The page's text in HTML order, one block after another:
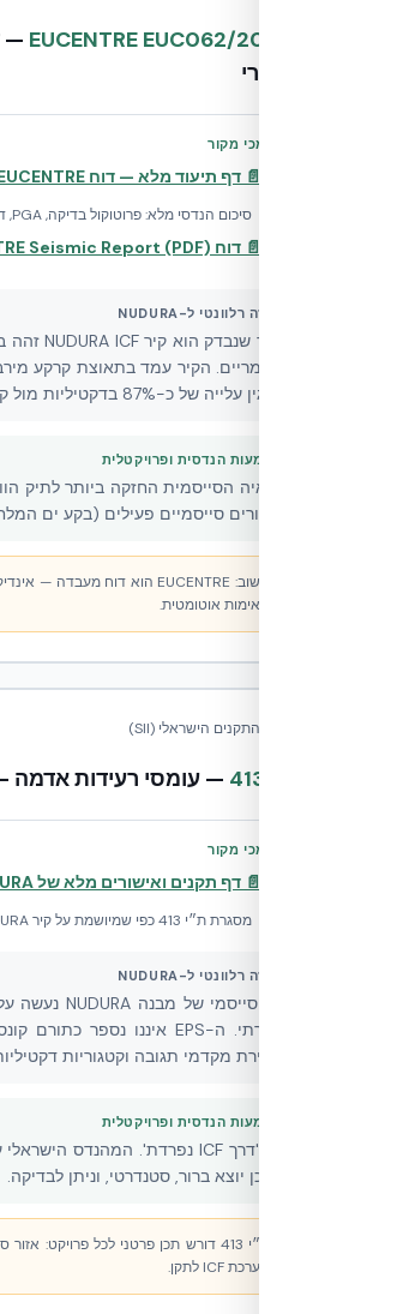
EUCENTRE EUC062/2024E
—
מחזורי
📄 מסמכי מקור
📄 דף תיעוד מלא — דוח EUCENTRE (פרוטוקול EUC062/2024E)
סיכום הנדסי מלא: פרוטוקול בדיקה, PGA, דקטיליות, התנהגות מחזורית, פרטי חתך וזיון.
📄 דוח EUR23563 — EUCENTRE Seismic Report (PDF)
איך זה רלוונטי ל-NUDURA
והפגין עלייה של כ-87% בדקטיליות מול קיר ייחוס. קלט מעבדה ישיר לבחירת פרמטרי תכן לפי ת״י 413.
משמעות הנדסית ופרויקטלית
הראיה הסייסמית החזקה ביותר לתיק
באזורים סייסמיים פעילים (בקע ים
תאימות אוטומטית.
מכון התקנים הישראלי (SII)
— עומסי רעידות אדמה
📄 מסמכי מקור
📄 דף תקנים ואישורים מלא של NUDURA
מסגרת ת״י 413 כפי שמיושמת על קיר NUDURA — כקיר בטון מזוין לכל דבר.
איך זה רלוונטי ל-NUDURA
לבחירת מקדמי תגובה וקטגוריות
משמעות הנדסית ופרויקטלית
התכן יוצא ברור, סטנדרטי, וניתן לבדיקה.
ת״י 413 דורש תכן פרטני לכל
מערכת ICF לתקן.